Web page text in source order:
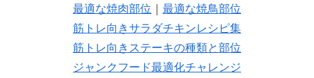
最適な焼肉部位
最適な焼鳥部位
筋トレ向きサラダチキンレシピ集
筋トレ向きステーキの種類と部位
ジャンクフード最適化チャレンジ